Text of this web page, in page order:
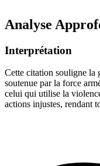
Analyse
Interprétation
Cette citation souligne la
soutenue par la force
celui qui utilise la
actions injustes, rendant